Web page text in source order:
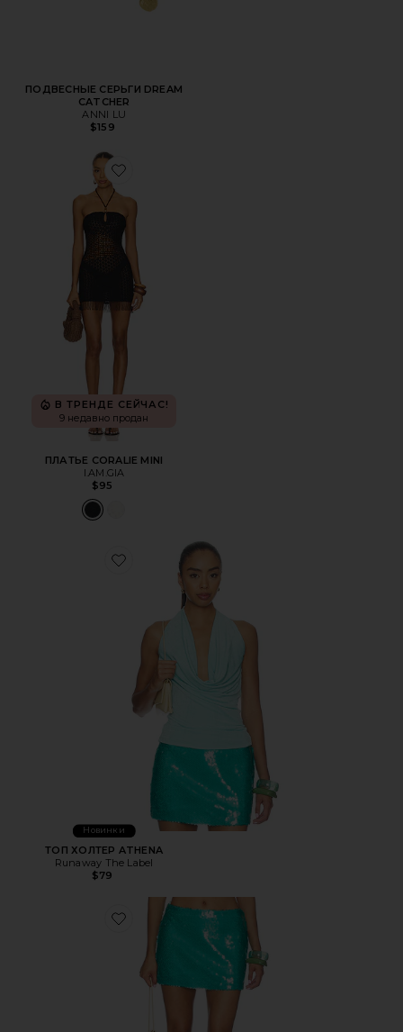
ПОДВЕСНЫЕ СЕРЬГИ DREAM
CATCHER
ANNI LU
$159
Favorite ПЛАТЬЕ CORALIE MINI
В ТРЕНДЕ СЕЙЧАС!
9 недавно продан
ПЛАТЬЕ CORALIE MINI
I.AM.GIA
$95
Favorite ТОП ХОЛТЕР ATHENA
Новинки
ТОП ХОЛТЕР ATHENA
Runaway The Label
$79
Favorite ЮБКА МИНИ ATHENA